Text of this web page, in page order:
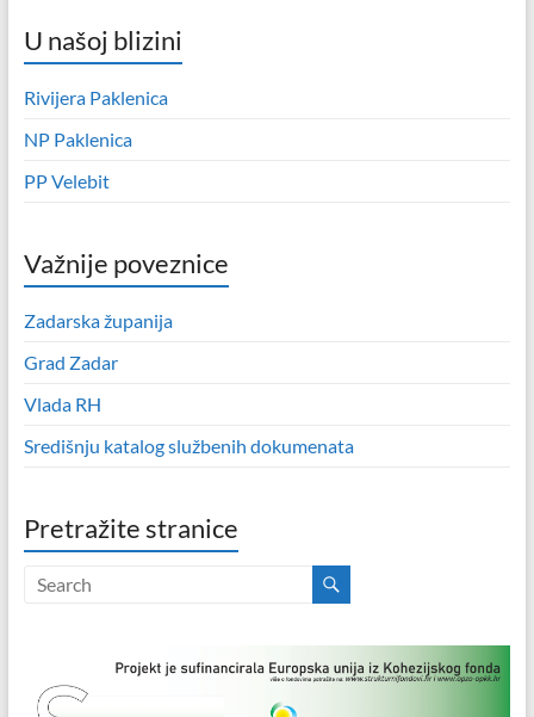
U našoj blizini
Rivijera Paklenica
NP Paklenica
PP Velebit
Važnije poveznice
Zadarska županija
Grad Zadar
Vlada RH
Središnju katalog službenih dokumenata
Pretražite stranice